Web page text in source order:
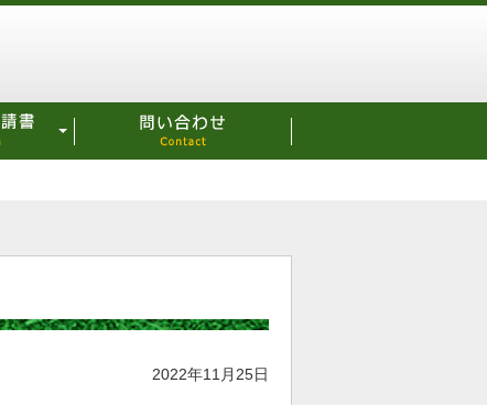
2022年11月25日